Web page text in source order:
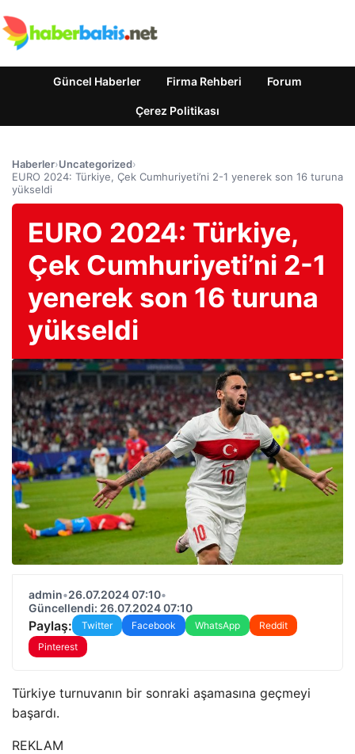
Güncel Haberler Firma Rehberi Forum
Çerez Politikası
Haberler›Uncategorized›
EURO 2024: Türkiye, Çek Cumhuriyeti’ni 2-1 yenerek son 16 turuna
yükseldi
EURO 2024: Türkiye,
Çek Cumhuriyeti’ni 2-1
yenerek son 16 turuna
yükseldi
admin•26.07.2024 07:10•
Güncellendi: 26.07.2024 07:10
Paylaş: Twitter Facebook WhatsApp
Reddit
Pinterest
Türkiye turnuvanın bir sonraki aşamasına geçmeyi
başardı.
REKLAM